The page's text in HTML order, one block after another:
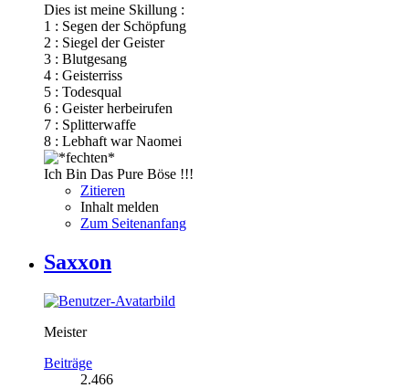
Dies ist meine Skillung :
1 : Segen der Schöpfung
2 : Siegel der Geister
3 : Blutgesang
4 : Geisterriss
5 : Todesqual
6 : Geister herbeirufen
7 : Splitterwaffe
8 : Lebhaft war Naomei
Ich Bin Das Pure Böse !!!
Zitieren
Inhalt melden
Zum Seitenanfang
Saxxon
Meister
Beiträge
2.466